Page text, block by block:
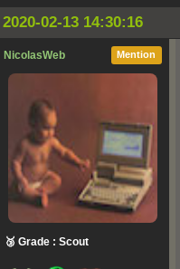
2020-02-13 14:30:16
Mention
NicolasWeb
🥉 Grade : Scout